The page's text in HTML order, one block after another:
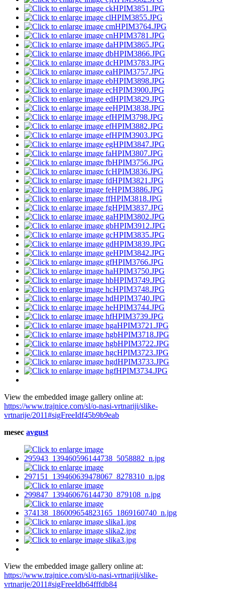
View the embedded image gallery online at:
https://www.trajnice.com/sl/o-nasi-vrtnariji/slike-
vrtnarije/2011#sigFreeIdf45b9b9eab
mesec avgust
View the embedded image gallery online at:
https://www.trajnice.com/sl/o-nasi-vrtnariji/slike-
vrtnarije/2011#sigFreeIdb64fffdb84